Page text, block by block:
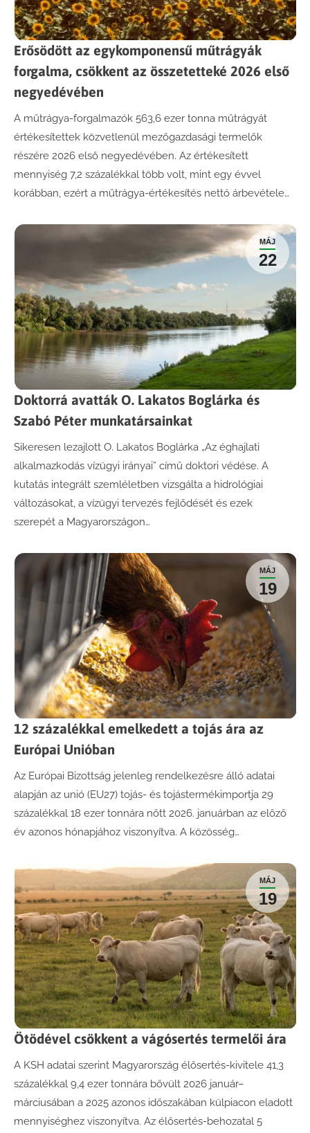
Erősödött az egykomponensű műtrágyák
forgalma, csökkent az összetetteké 2026 első
negyedévében
A műtrágya-forgalmazók 563,6 ezer tonna műtrágyát
értékesítettek közvetlenül mezőgazdasági termelők
részére 2026 első negyedévében. Az értékesített
mennyiség 7,2 százalékkal több volt, mint egy évvel
korábban, ezért a műtrágya-értékesítés nettó árbevétele…
MÁJ
22
Doktorrá avatták O. Lakatos Boglárka és
Szabó Péter munkatársainkat
Sikeresen lezajlott O. Lakatos Boglárka „Az éghajlati
alkalmazkodás vízügyi irányai” című doktori védése. A
kutatás integrált szemléletben vizsgálta a hidrológiai
változásokat, a vízügyi tervezés fejlődését és ezek
szerepét a Magyarországon…
MÁJ
19
12 százalékkal emelkedett a tojás ára az
Európai Unióban
Az Európai Bizottság jelenleg rendelkezésre álló adatai
alapján az unió (EU27) tojás- és tojástermékimportja 29
százalékkal 18 ezer tonnára nőtt 2026. januárban az előző
év azonos hónapjához viszonyítva. A közösség…
MÁJ
19
Ötödével csökkent a vágósertés termelői ára
A KSH adatai szerint Magyarország élősertés-kivitele 41,3
százalékkal 9,4 ezer tonnára bővült 2026 január–
márciusában a 2025 azonos időszakában külpiacon eladott
mennyiséghez viszonyítva. Az élősertés-behozatal 5